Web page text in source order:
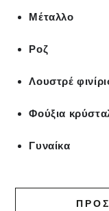
Μέταλλο
Ροζ
Λουστρέ
Φούξια
Γυναίκα